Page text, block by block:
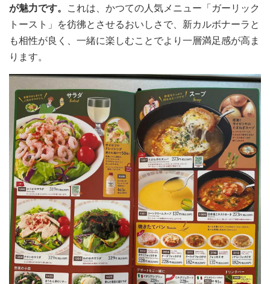
が魅力です。
これは、かつての人気メニュー「ガーリック
トースト」を彷彿とさせるおいしさで、新カルボナーラと
も相性が良く、一緒に楽しむことでより一層満足感が高ま
ります。